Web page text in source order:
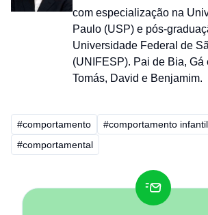
com especialização na
Paulo (USP) e pós-
Universidade Federal de
(UNIFESP). Pai de Bia, Gá
Tomás, David e Benjamim.
#comportamento #comportamento infantil
#comportamental